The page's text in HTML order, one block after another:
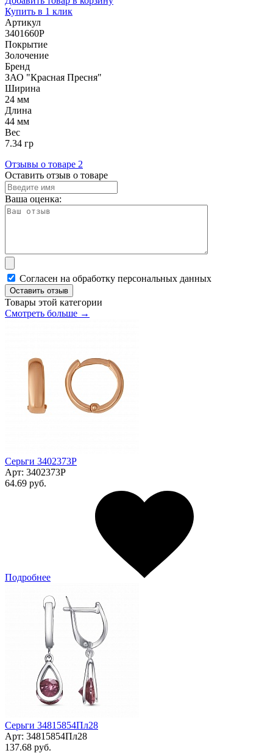
Купить в 1 клик
Артикул
3401660Р
Покрытие
Золочение
Бренд
ЗАО "Красная Пресня"
Ширина
24 мм
Длина
44 мм
Вес
7.34 гр
Отзывы о товаре 2
Оставить отзыв о товаре
Ваша оценка:
Согласен на обработку персональных данных
Оставить отзыв
Товары этой категории
Смотреть больше →
Серьги 3402373Р
Арт: 3402373Р
64.69 руб.
Подробнее
Серьги 34815854Пл28
Арт: 34815854Пл28
137.68 руб.